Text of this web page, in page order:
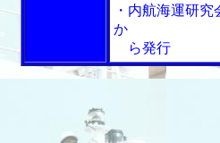
・内航海運研
か
ら発行